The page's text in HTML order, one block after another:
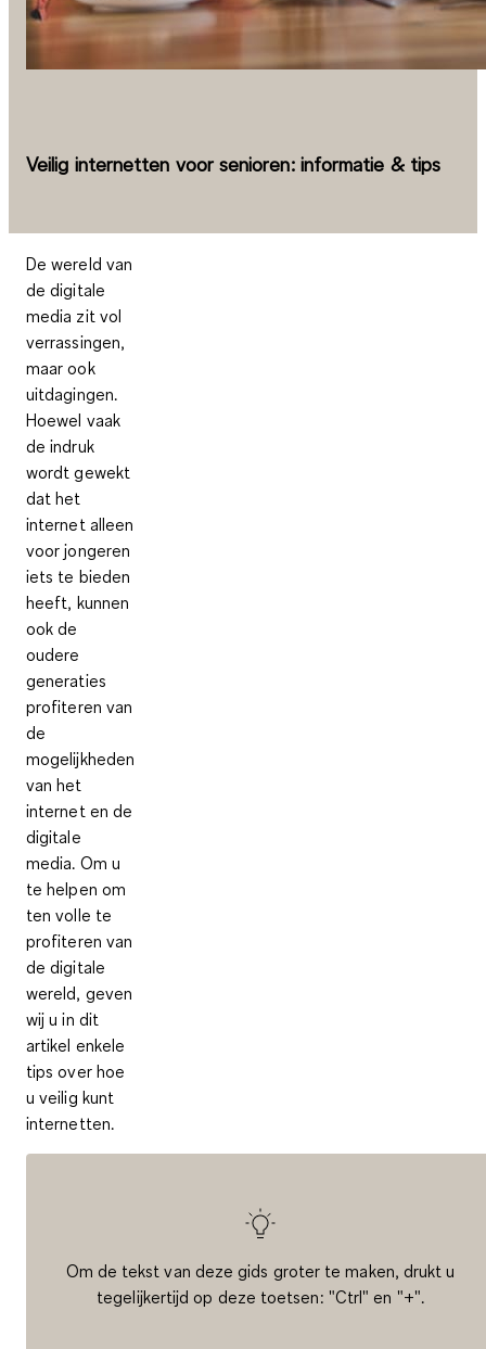
Veilig internetten voor senioren: informatie & tips
De wereld van
de digitale
media zit vol
verrassingen,
maar ook
uitdagingen.
Hoewel vaak
de indruk
wordt gewekt
dat het
internet alleen
voor jongeren
iets te bieden
heeft, kunnen
ook de
oudere
generaties
profiteren van
de
mogelijkheden
van het
internet en de
digitale
media. Om u
te helpen om
ten volle te
profiteren van
de digitale
wereld, geven
wij u in dit
artikel enkele
tips over hoe
u veilig kunt
internetten.
Om de tekst van deze gids groter te maken, drukt u
tegelijkertijd op deze toetsen: "Ctrl" en "+".